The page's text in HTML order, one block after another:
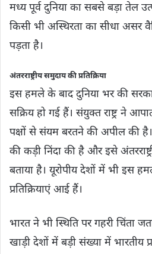
मध्य पूर्व दुनिया का सबसे बड़ा तेल
किसी भी अस्थिरता का सीधा असर
पड़ता है।
अंतरराष्ट्रीय समुदाय की प्रतिक्रिया
इस हमले के बाद दुनिया भर की
सक्रिय हो गई हैं। संयुक्त राष्ट्र ने
पक्षों से संयम बरतने की अपील की
की कड़ी निंदा की है और इसे
बताया है। यूरोपीय देशों में भी इस
प्रतिक्रियाएं आई हैं।
भारत ने भी स्थिति पर गहरी चिंता
खाड़ी देशों में बड़ी संख्या में भारतीय